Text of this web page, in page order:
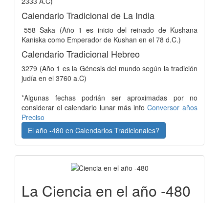
Calendario Tradicional de La India
-558 Saka (Año 1 es inicio del reinado de Kushana
Kaniska como Emperador de Kushan en el 78 d.C.)
Calendario Tradicional Hebreo
3279 (Año 1 es la Génesis del mundo según la tradición
judía en el 3760 a.C)
*Algunas fechas podrián ser aproximadas por no
considerar el calendario lunar más info Conversor años
Preciso
El año -480 en Calendarios Tradicionales?
La Ciencia en el año -480